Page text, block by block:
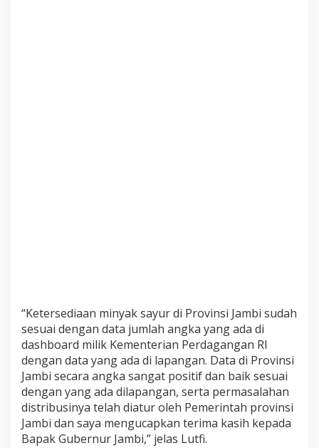
“Ketersediaan minyak sayur di Provinsi Jambi sudah
sesuai dengan data jumlah angka yang ada di
dashboard milik Kementerian Perdagangan RI
dengan data yang ada di lapangan. Data di Provinsi
Jambi secara angka sangat positif dan baik sesuai
dengan yang ada dilapangan, serta permasalahan
distribusinya telah diatur oleh Pemerintah provinsi
Jambi dan saya mengucapkan terima kasih kepada
Bapak Gubernur Jambi,” jelas Lutfi.